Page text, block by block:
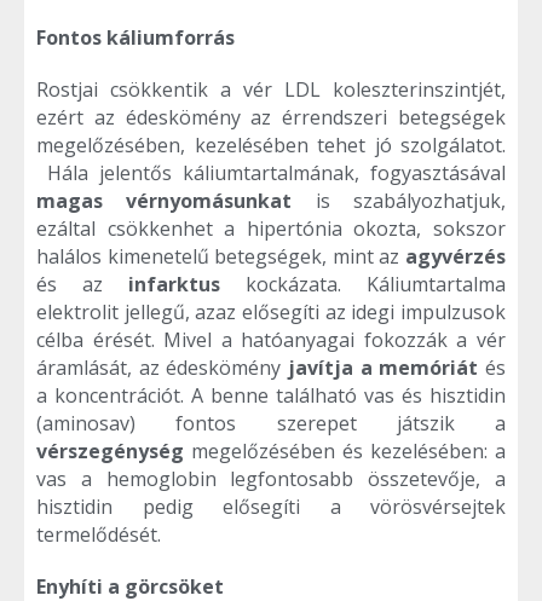
Fontos káliumforrás
Rostjai csökkentik a vér LDL koleszterinszintjét,
ezért az édeskömény az érrendszeri betegségek
megelőzésében, kezelésében tehet jó szolgálatot.
Hála jelentős káliumtartalmának, fogyasztásával
magas vérnyomásunkat is szabályozhatjuk,
ezáltal csökkenhet a hipertónia okozta, sokszor
halálos kimenetelű betegségek, mint az agyvérzés
és az infarktus kockázata. Káliumtartalma
elektrolit jellegű, azaz elősegíti az idegi impulzusok
célba érését. Mivel a hatóanyagai fokozzák a vér
áramlását, az édeskömény javítja a memóriát és
a koncentrációt. A benne található vas és hisztidin
(aminosav) fontos szerepet játszik a
vérszegénység megelőzésében és kezelésében: a
vas a hemoglobin legfontosabb összetevője, a
hisztidin pedig elősegíti a vörösvérsejtek
termelődését.
Enyhíti a görcsöket